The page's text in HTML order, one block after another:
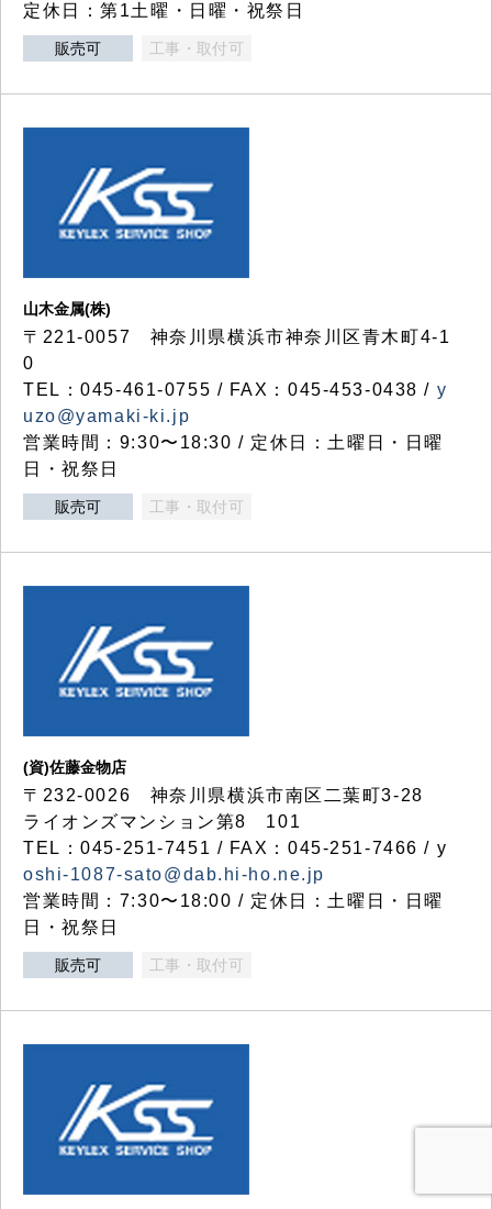
定休日：第1土曜・日曜・祝祭日
販売可 工事・取付可
山木金属(株)
〒221-0057 神奈川県横浜市神奈川区青木町4-1
0
TEL：045-461-0755 / FAX：045-453-0438 / y
uzo@yamaki-ki.jp
営業時間：9:30〜18:30 / 定休日：土曜日・日曜
日・祝祭日
販売可 工事・取付可
(資)佐藤金物店
〒232-0026 神奈川県横浜市南区二葉町3-28
ライオンズマンション第8 101
TEL：045-251-7451 / FAX：045-251-7466 / y
oshi-1087-sato@dab.hi-ho.ne.jp
営業時間：7:30〜18:00 / 定休日：土曜日・日曜
日・祝祭日
販売可 工事・取付可